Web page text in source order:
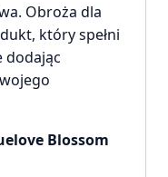
Obroża dla
który spełni
dodając
Blossom